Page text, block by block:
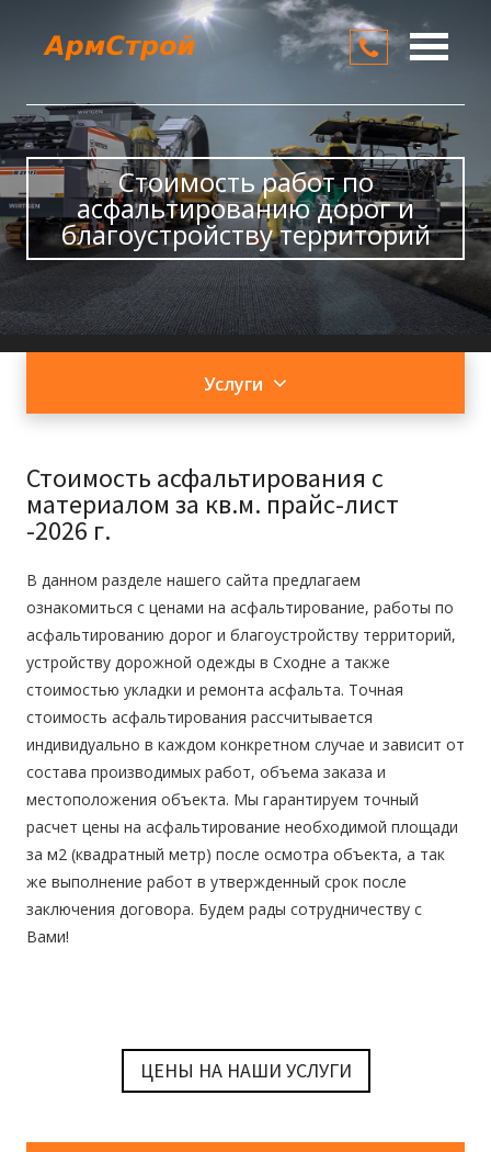
О компании
Услуги
Цены
Контакты
Стоимость работ по
асфальтированию дорог и
благоустройству территорий
Услуги
Стоимость асфальтирования с
материалом за кв.м. прайс-лист
-2026 г.
В данном разделе нашего сайта предлагаем
ознакомиться с ценами на асфальтирование, работы по
асфальтированию дорог и благоустройству территорий,
устройству дорожной одежды в Сходне а также
стоимостью укладки и ремонта асфальта. Точная
стоимость асфальтирования рассчитывается
индивидуально в каждом конкретном случае и зависит от
состава производимых работ, объема заказа и
местоположения объекта. Мы гарантируем точный
расчет цены на асфальтирование необходимой площади
за м2 (квадратный метр) после осмотра объекта, а так
же выполнение работ в утвержденный срок после
заключения договора. Будем рады сотрудничеству с
Вами!
ЦЕНЫ НА НАШИ УСЛУГИ